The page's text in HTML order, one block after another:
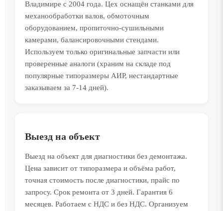
Владимире с 2004 года. Цех оснащён станками для
механообработки валов, обмоточным
оборудованием, пропиточно-сушильными
камерами, балансировочными стендами.
Используем только оригинальные запчасти или
проверенные аналоги (храним на складе под
популярные типоразмеры АИР, нестандартные
заказываем за 7-14 дней).
Выезд на объект
Выезд на объект для диагностики без демонтажа.
Цена зависит от типоразмера и объёма работ,
точная стоимость после диагностики, прайс по
запросу. Срок ремонта от 3 дней. Гарантия 6
месяцев. Работаем с НДС и без НДС. Организуем